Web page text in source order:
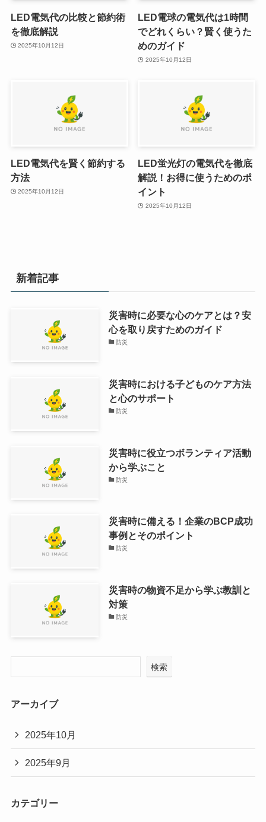
LED電気代の比較と節約術
を徹底解説
2025年10月12日
LED電球の電気代は1時間
でどれくらい？賢く使うた
めのガイド
2025年10月12日
LED電気代を賢く節約する
方法
2025年10月12日
LED蛍光灯の電気代を徹底
解説！お得に使うためのポ
イント
2025年10月12日
新着記事
災害時に必要な心のケアとは？安
心を取り戻すためのガイド
防災
災害時における子どものケア方法
と心のサポート
防災
災害時に役立つボランティア活動
から学ぶこと
防災
災害時に備える！企業のBCP成功
事例とそのポイント
防災
災害時の物資不足から学ぶ教訓と
対策
防災
検索
アーカイブ
2025年10月
2025年9月
カテゴリー